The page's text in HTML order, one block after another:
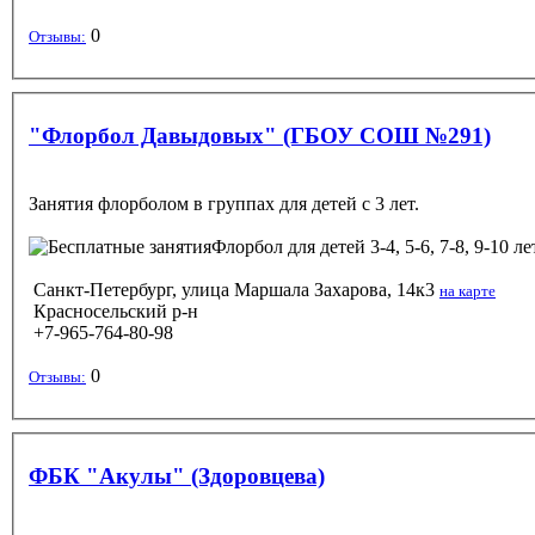
Отзывы: 0
"Флорбол Давыдовых" (ГБОУ СОШ №291)
Занятия флорболом в группах для детей с 3 лет.
Флорбол для детей 3-4, 5-6, 7-8, 9-10
Санкт-Петербург, улица Маршала Захарова, 14к3 на карте
Красносельский р-н
+7-965-764-80-98
Отзывы: 0
ФБК "Акулы" (Здоровцева)